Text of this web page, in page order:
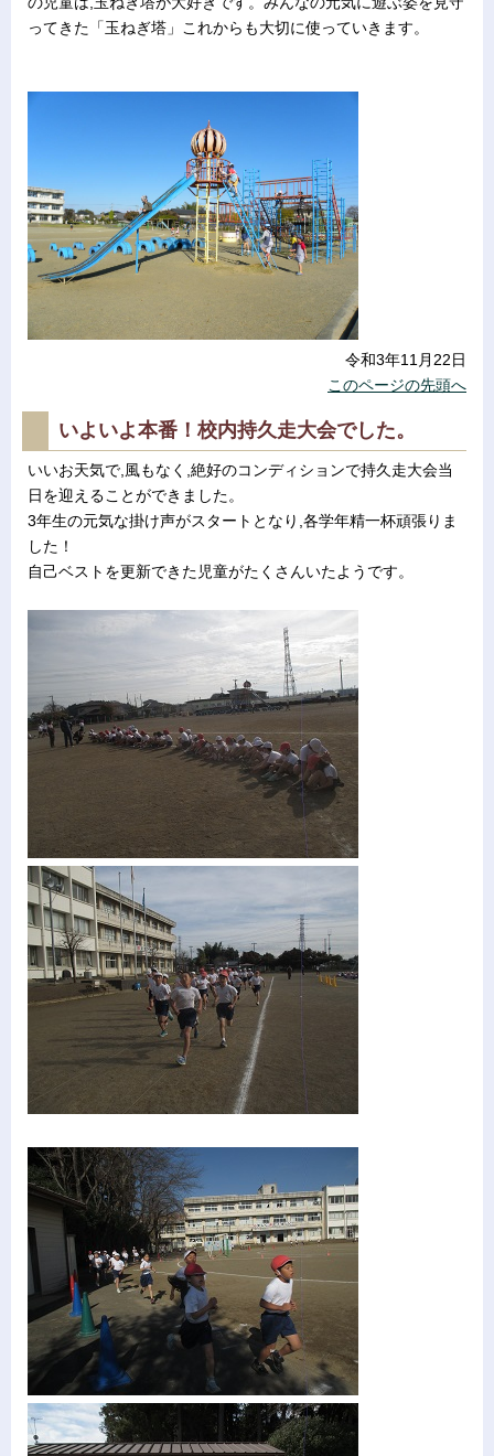
ってきた「玉ねぎ塔」これからも大切に使っていきます。
令和3年11月22日
このページの先頭へ
いよいよ本番！校内持久走大会でした。
いいお天気で,風もなく,絶好のコンディションで持久走大会当
日を迎えることができました。
3年生の元気な掛け声がスタートとなり,各学年精一杯頑張りま
した！
自己ベストを更新できた児童がたくさんいたようです。